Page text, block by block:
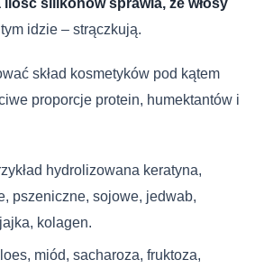
idzie – strączkują.
skład kosmetyków pod kątem
proporcje protein, humektantów i
hydrolizowana keratyna,
pszeniczne, sojowe, jedwab,
kolagen.
miód, sacharoza, fruktoza,